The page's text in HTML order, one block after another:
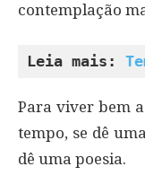
contemplação
Leia mais:
Para viver bem
tempo, se dê
dê uma poesia.